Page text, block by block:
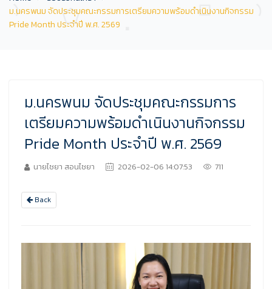
ม.นครพนม จัดประชุมคณะกรรมการเตรียมความพร้อมดำเนินงานกิจกรรม
Pride Month ประจำปี พ.ศ. 2569
ม.นครพนม จัดประชุมคณะกรรมการ
เตรียมความพร้อมดำเนินงานกิจกรรม
Pride Month ประจำปี พ.ศ. 2569
นายไชยา สอนไชยา 2026-02-06 14:07:53 711
Back